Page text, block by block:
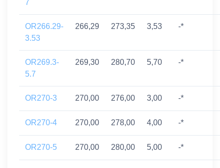
7
OR266.29-
3.53
266,29 273,35 3,53 -*
OR269.3-
5.7
269,30 280,70 5,70 -*
OR270-3 270,00 276,00 3,00 -*
OR270-4 270,00 278,00 4,00 -*
OR270-5 270,00 280,00 5,00 -*